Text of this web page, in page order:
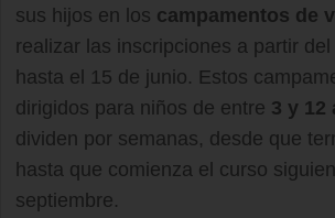
sus hijos en los campamentos de
realizar las inscripciones a partir
hasta el 15 de junio. Estos
dirigidos para niños de entre 3 y 12
dividen por semanas, desde que
hasta que comienza el curso
septiembre.